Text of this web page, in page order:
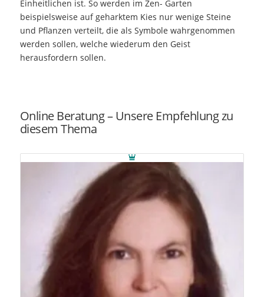
Einheitlichen ist. So werden im Zen- Garten
beispielsweise auf geharktem Kies nur wenige Steine
und Pflanzen verteilt, die als Symbole wahrgenommen
werden sollen, welche wiederum den Geist
herausfordern sollen.
Online Beratung – Unsere Empfehlung zu
diesem Thema